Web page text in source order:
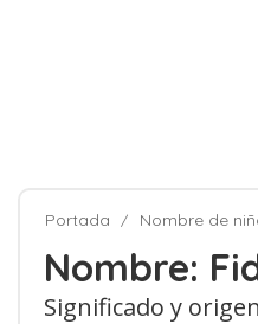
Portada Nombre de
Nombre:
Significado y